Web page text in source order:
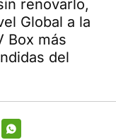
renovarlo,
Global a la
Box más
del